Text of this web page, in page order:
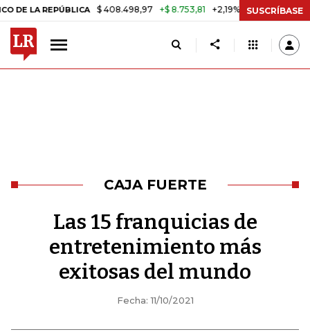
$ 408.498,97 +$ 8.753,81 +2,19% TASA DE USURA
SUSCRÍBASE
CAJA FUERTE
Las 15 franquicias de
entretenimiento más
exitosas del mundo
Fecha: 11/10/2021